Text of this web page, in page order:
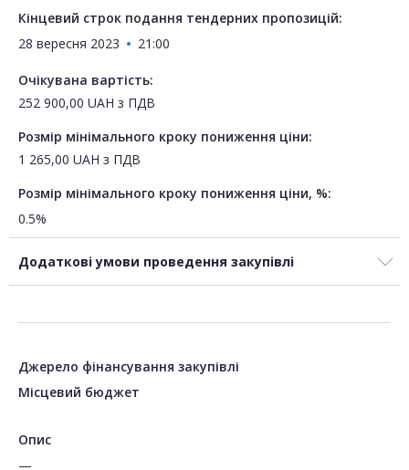
Кінцевий строк подання тендерних пропозицій:
28 вересня 2023
21:00
Очікувана вартість:
252 900,00 UAH з ПДВ
Розмір мінімального кроку пониження ціни:
1 265,00 UAH з ПДВ
Розмір мінімального кроку пониження ціни, %:
0.5%
Додаткові умови проведення закупівлі
Джерело фінансування закупівлі
Місцевий бюджет
Опис
—